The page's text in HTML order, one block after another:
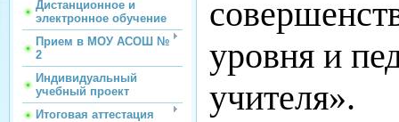
Дистанционное и
электронное обучение
Прием в МОУ АСОШ №
2
Индивидуальный
учебный проект
Итоговая аттестация
уровня и
учителя».